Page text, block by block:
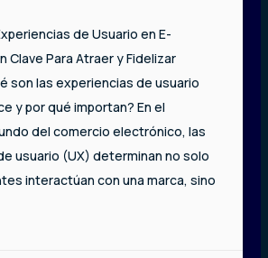
de Usuario en E-
Clave Para Atraer y Fidelizar
son las experiencias de usuario
y por qué importan? En el
del comercio electrónico, las
usuario (UX) determinan no solo
interactúan con una marca, sino